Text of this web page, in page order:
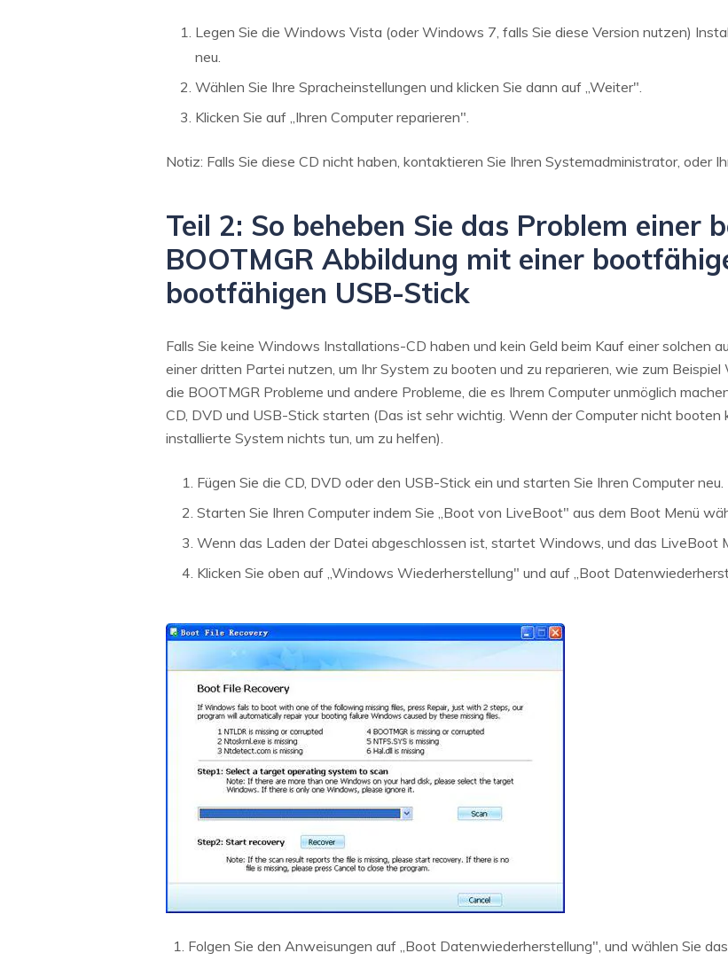
Legen Sie die Windows Vista (oder Windows 7, falls Sie diese Version nutzen)
neu.
Wählen Sie Ihre Spracheinstellungen und klicken Sie dann auf „Weiter".
Klicken Sie auf „Ihren Computer reparieren".
Notiz: Falls Sie diese CD nicht haben, kontaktieren Sie Ihren Systemadministrator, oder
Teil 2: So beheben Sie das Problem einer
BOOTMGR Abbildung mit einer
bootfähigen USB-Stick
Falls Sie keine Windows Installations-CD haben und kein Geld beim Kauf einer solchen
einer dritten Partei nutzen, um Ihr System zu booten und zu reparieren, wie zum
die BOOTMGR Probleme und andere Probleme, die es Ihrem Computer unmöglich
CD, DVD und USB-Stick starten (Das ist sehr wichtig. Wenn der Computer nicht booten
installierte System nichts tun, um zu helfen).
Fügen Sie die CD, DVD oder den USB-Stick ein und starten Sie Ihren Computer neu.
Starten Sie Ihren Computer indem Sie „Boot von LiveBoot" aus dem Boot Menü
Wenn das Laden der Datei abgeschlossen ist, startet Windows, und das LiveBoot
Klicken Sie oben auf „Windows Wiederherstellung" und auf „Boot
Folgen Sie den Anweisungen auf „Boot Datenwiederherstellung", und wählen Sie